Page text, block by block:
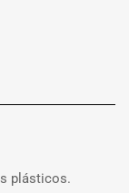
plásticos.